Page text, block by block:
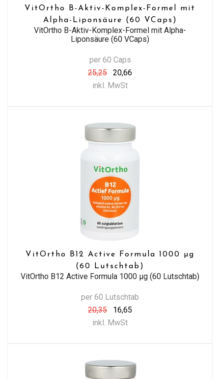
VitOrtho B-Aktiv-Komplex-Formel mit
Alpha-Liponsäure (60 VCaps)
VitOrtho B-Aktiv-Komplex-Formel mit Alpha-
Liponsäure (60 VCaps)
per 60 Caps
25,25
20,66
inkl. MwSt
VitOrtho B12 Active Formula 1000 µg
(60 Lutschtab)
VitOrtho B12 Active Formula 1000 µg (60 Lutschtab)
per 60 Lutschtab
20,35
16,65
inkl. MwSt